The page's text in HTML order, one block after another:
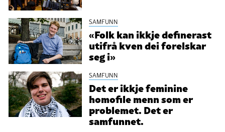
SAMFUNN
«Folk kan ikkje definerast
utifrå kven dei forelskar
seg i»
SAMFUNN
Det er ikkje feminine
homofile menn som er
problemet. Det er
samfunnet.